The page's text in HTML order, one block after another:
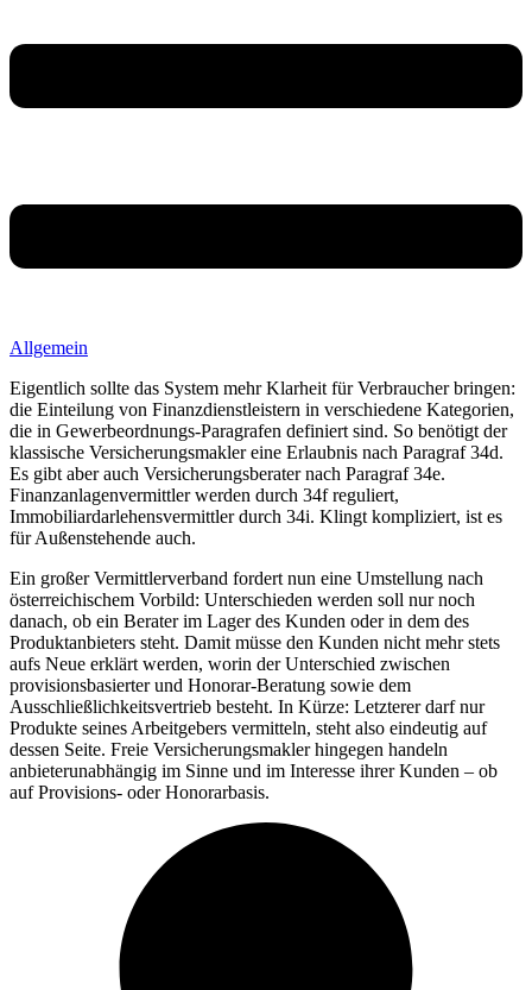
Allgemein
Eigentlich sollte das System mehr Klarheit für Verbraucher bringen:
die Einteilung von Finanzdienstleistern in verschiedene Kategorien,
die in Gewerbeordnungs-Paragrafen definiert sind. So benötigt der
klassische Versicherungsmakler eine Erlaubnis nach Paragraf 34d.
Es gibt aber auch Versicherungsberater nach Paragraf 34e.
Finanzanlagenvermittler werden durch 34f reguliert,
Immobiliardarlehensvermittler durch 34i. Klingt kompliziert, ist es
für Außenstehende auch.
Ein großer Vermittlerverband fordert nun eine Umstellung nach
österreichischem Vorbild: Unterschieden werden soll nur noch
danach, ob ein Berater im Lager des Kunden oder in dem des
Produktanbieters steht. Damit müsse den Kunden nicht mehr stets
aufs Neue erklärt werden, worin der Unterschied zwischen
provisionsbasierter und Honorar-Beratung sowie dem
Ausschließlichkeitsvertrieb besteht. In Kürze: Letzterer darf nur
Produkte seines Arbeitgebers vermitteln, steht also eindeutig auf
dessen Seite. Freie Versicherungsmakler hingegen handeln
anbieterunabhängig im Sinne und im Interesse ihrer Kunden – ob
auf Provisions- oder Honorarbasis.